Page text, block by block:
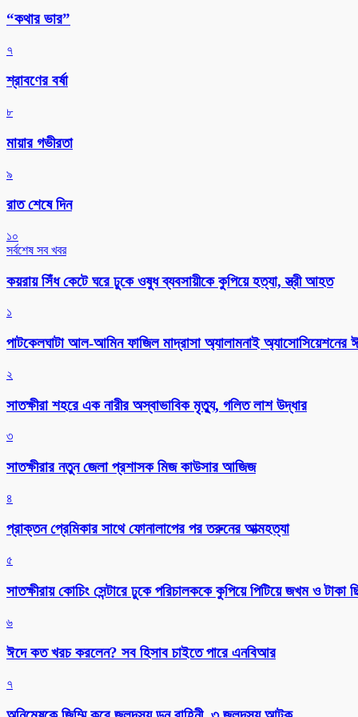
“কথার ভার”
৭
শ্রাবণের বর্ষা
৮
মায়ার গভীরতা
৯
রাত শেষে দিন
১০
সর্বশেষ সব খবর
কয়রায় সিঁধ কেটে ঘরে ঢুকে ওষুধ ব্যবসায়ীকে কুপিয়ে হত্যা, স্ত্রী আহত
১
পাটকেলঘাটা আল-আমিন ফাজিল মাদ্রাসা অ্যালামনাই অ্যাসোসিয়েশনের
২
সাতক্ষীরা শহরে এক নারীর অস্বাভাবিক মৃত্যু, গলিত লাশ উদ্ধার
৩
সাতক্ষীরার নতুন জেলা প্রশাসক মিজ কাউসার আজিজ
৪
প্রাক্তন প্রেমিকার সাথে ফোনালাপের পর তরুনের আত্মহত্যা
৫
সাতক্ষীরায় কোচিং সেন্টারে ঢুকে পরিচালককে কুপিয়ে পিটিয়ে জখম ও টাকা
৬
ঈদে কত খরচ করলেন? সব হিসাব চাইতে পারে এনবিআর
৭